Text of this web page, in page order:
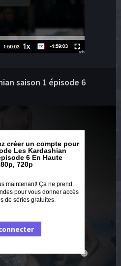
ads
saison 1 épisode 6
close
créer un compte pour
Les Kardashian
6 En Haute
720p
maintenant! Ça ne prend
pour vous donner accès
de séries gratuites.